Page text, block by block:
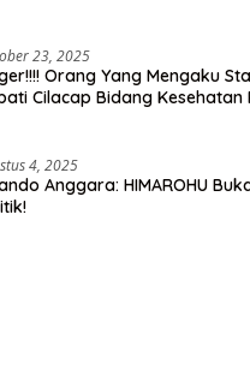
23, 2025
Orang Yang Mengaku
Cilacap Bidang Kesehatan
4, 2025
Anggara: HIMAROHU